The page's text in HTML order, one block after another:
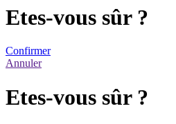
Etes-vous sûr ?
Confirmer
Annuler
Etes-vous sûr ?